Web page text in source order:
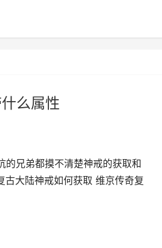
么属性
的兄弟都摸不清楚神戒的获取和
古大陆神戒如何获取 维京传奇复